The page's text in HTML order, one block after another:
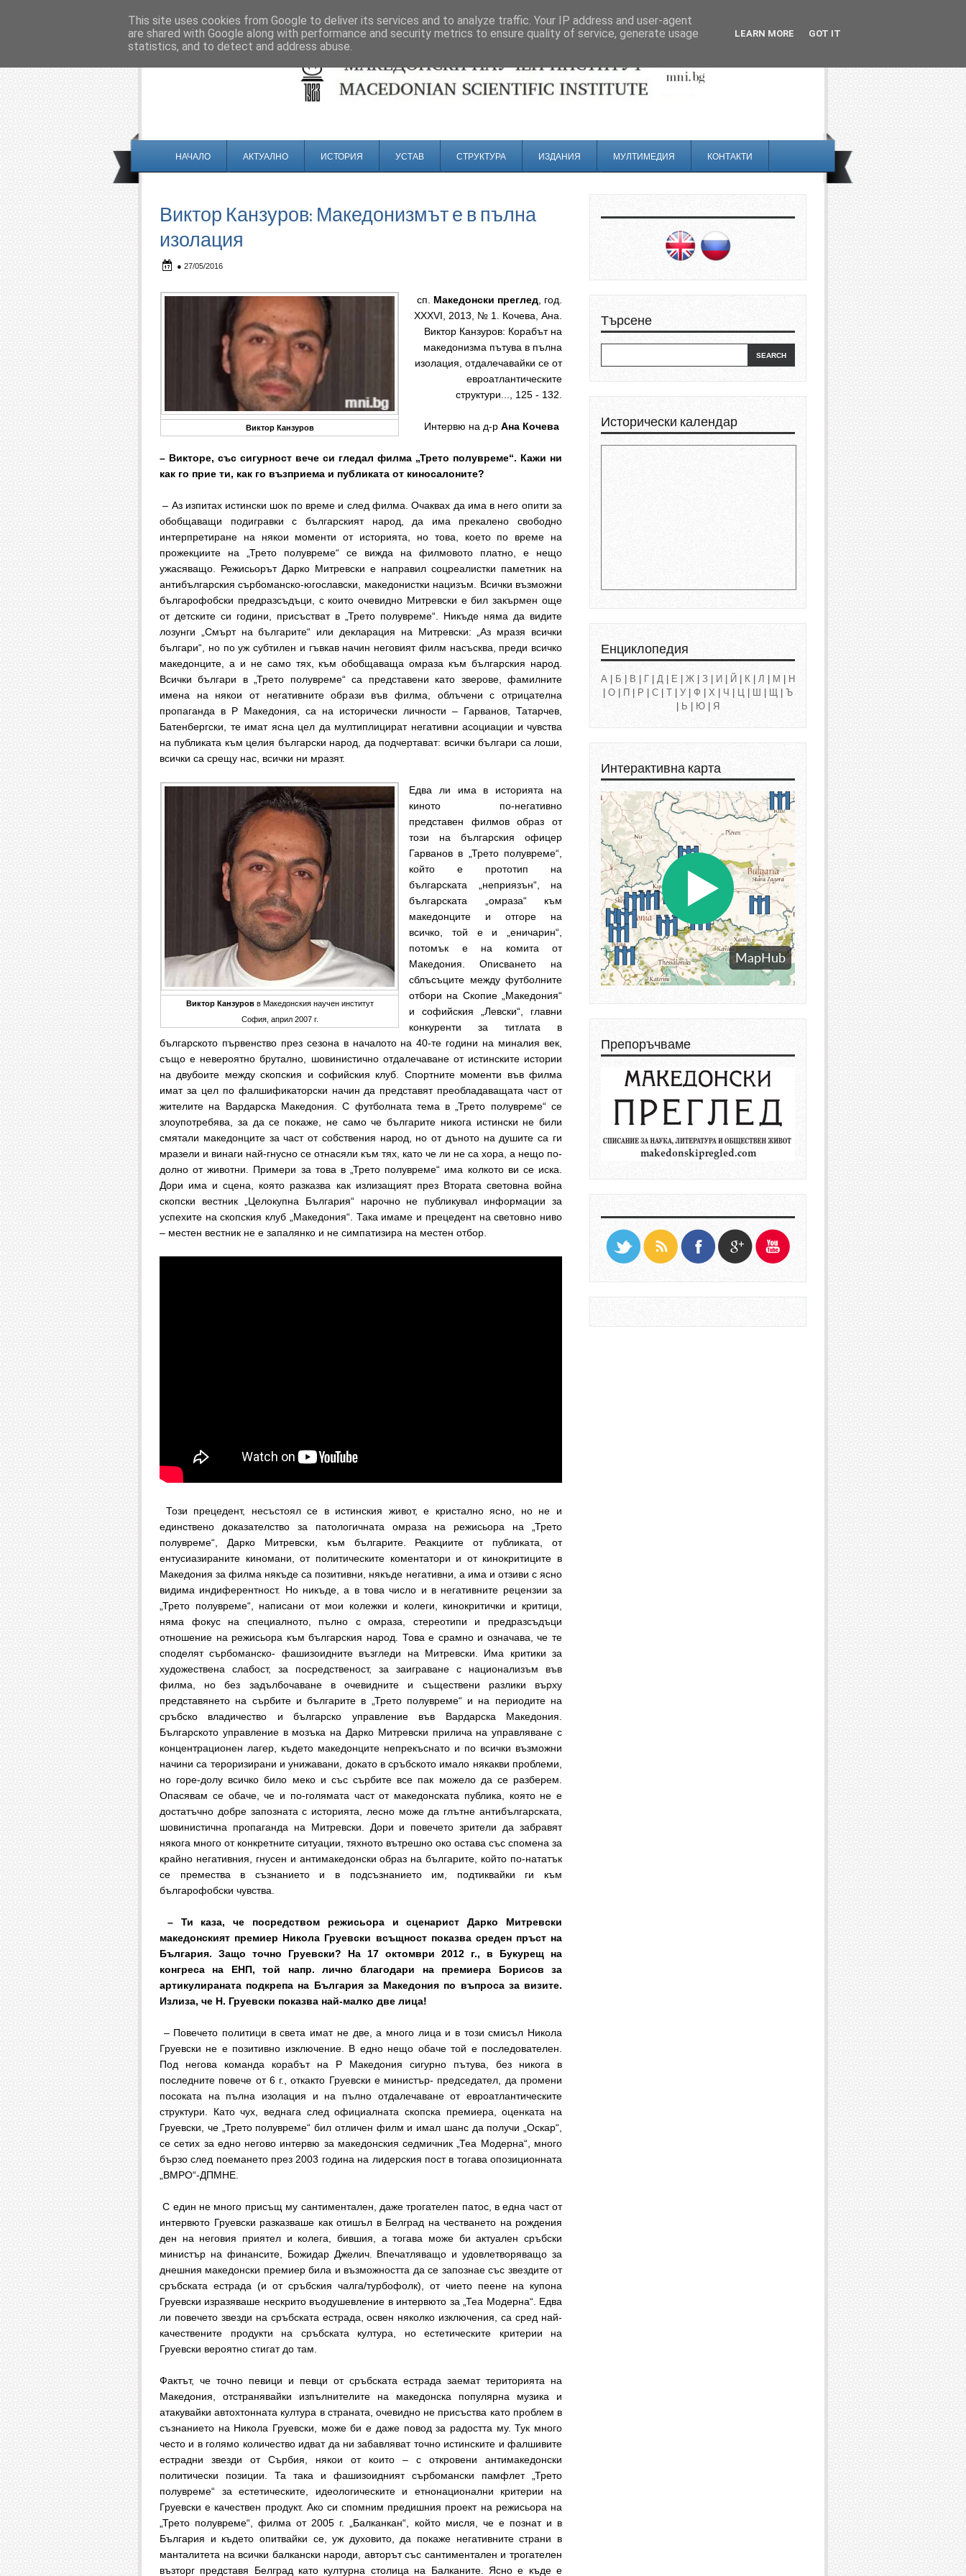
НАЧАЛО АКТУАЛНО ИСТОРИЯ УСТАВ СТРУКТУРА ИЗДАНИЯ МУЛТИМЕДИЯ КОНТАКТИ
Виктор Канзуров: Македонизмът е в пълна
изолация
● 27/05/2016
Виктор Канзуров
сп. Македонски преглед , год.
XXXVI, 2013, № 1. Кочева, Ана.
Виктор Канзуров: Корабът на
македонизма пътува в пълна
изолация, отдалечавайки се от
евроатлантическите
структури..., 125 - 132.
Интервю на д-р Ана Кочева
– Викторе, със сигурност вече си гледал филма „Трето полувреме“. Кажи ни
как го прие ти, как го възприема и публиката от киносалоните?
– Аз изпитах истински шок по време и след филма. Очаквах да има в него опити за
обобщаващи подигравки с българският народ, да има прекалено свободно
интерпретиране на някои моменти от историята, но това, което по време на
прожекциите на „Трето полувреме“ се вижда на филмовото платно, е нещо
ужасяващо. Режисьорът Дарко Митревски е направил соцреалистки паметник на
антибългарския сърбоманско-югославски, македонистки нацизъм. Всички възможни
българофобски предразсъдъци, с които очевидно Митревски е бил закърмен още
от детските си години, присъстват в „Трето полувреме“. Никъде няма да видите
лозунги „Смърт на българите“ или декларация на Митревски: „Аз мразя всички
българи“, но по уж субтилен и гъвкав начин неговият филм насъсква, преди всичко
македонците, а и не само тях, към обобщаваща омраза към българския народ.
Всички българи в „Трето полувреме“ са представени като зверове, фамилните
имена на някои от негативните образи във филма, облъчени с отрицателна
пропаганда в Р Македония, са на исторически личности – Гарванов, Татарчев,
Батенбергски, те имат ясна цел да мултиплицират негативни асоциации и чувства
на публиката към целия български народ, да подчертават: всички българи са лоши,
всички са срещу нас, всички ни мразят.
Виктор Канзуровв Македонския научен институт
София, април 2007 г.
Едва ли има в историята на
киното по-негативно
представен филмов образ от
този на българския офицер
Гарванов в „Трето полувреме“,
който е прототип на
българската „неприязън“, на
българската „омраза“ към
македонците и отгоре на
всичко, той е и „еничарин“,
потомък е на комита от
Македония. Описването на
сблъсъците между футболните
отбори на Скопие „Македония“
и софийския „Левски“, главни
конкуренти за титлата в
българското първенство през сезона в началото на 40-те години на миналия век,
също е невероятно брутално, шовинистично отдалечаване от истинските истории
на двубоите между скопския и софийския клуб. Спортните моменти във филма
имат за цел по фалшификаторски начин да представят преобладаващата част от
жителите на Вардарска Македония. С футболната тема в „Трето полувреме“ се
злоупотребява, за да се покаже, не само че българите никога истински не били
смятали македонците за част от собствения народ, но от дъното на душите са ги
мразели и винаги най-гнусно се отнасяли към тях, като че ли не са хора, а нещо по-
долно от животни. Примери за това в „Трето полувреме“ има колкото ви се иска.
Дори има и сцена, която разказва как излизащият през Втората световна война
скопски вестник „Целокупна България“ нарочно не публикувал информации за
успехите на скопския клуб „Македония“. Така имаме и прецедент на световно ниво
– местен вестник не е запалянко и не симпатизира на местен отбор.
Този прецедент, несъстоял се в истинския живот, е кристално ясно, но не и
единствено доказателство за патологичната омраза на режисьора на „Трето
полувреме“, Дарко Митревски, към българите. Реакциите от публиката, от
ентусиазираните киномани, от политическите коментатори и от кинокритиците в
Македония за филма някъде са позитивни, някъде негативни, а има и отзиви с ясно
видима индиферентност. Но никъде, а в това число и в негативните рецензии за
„Трето полувреме“, написани от мои колежки и колеги, кинокритички и критици,
няма фокус на специалното, пълно с омраза, стереотипи и предразсъдъци
отношение на режисьора към българския народ. Това е срамно и означава, че те
споделят сърбоманско- фашизоидните възгледи на Митревски. Има критики за
художествена слабост, за посредственост, за заиграване с национализъм във
филма, но без задълбочаване в очевидните и съществени разлики върху
представянето на сърбите и българите в „Трето полувреме“ и на периодите на
сръбско владичество и българско управление във Вардарска Македония.
Българското управление в мозъка на Дарко Митревски прилича на управляване с
концентрационен лагер, където македонците непрекъснато и по всички възможни
начини са тероризирани и унижавани, докато в сръбското имало някакви проблеми,
но горе-долу всичко било меко и със сърбите все пак можело да се разберем.
Опасявам се обаче, че и по-голямата част от македонската публика, която не е
достатъчно добре запозната с историята, лесно може да глътне антибългарската,
шовинистична пропаганда на Митревски. Дори и повечето зрители да забравят
някога много от конкретните ситуации, тяхното вътрешно око остава със спомена за
крайно негативния, гнусен и антимакедонски образ на българите, който по-нататък
се премества в съзнанието и в подсъзнанието им, подтиквайки ги към
българофобски чувства.
– Ти каза, че посредством режисьора и сценарист Дарко Митревски
македонският премиер Никола Груевски всъщност показва среден пръст на
България. Защо точно Груевски? На 17 октомври 2012 г., в Букурещ на
конгреса на ЕНП, той напр. лично благодари на премиера Борисов за
артикулираната подкрепа на България за Македония по въпроса за визите.
Излиза, че Н. Груевски показва най-малко две лица!
– Повечето политици в света имат не две, а много лица и в този смисъл Никола
Груевски не е позитивно изключение. В едно нещо обаче той е последователен.
Под негова команда корабът на Р Македония сигурно пътува, без никога в
последните повече от 6 г., откакто Груевски е министър- председател, да промени
посоката на пълна изолация и на пълно отдалечаване от евроатлантическите
структури. Като чух, веднага след официалната скопска премиера, оценката на
Груевски, че „Трето полувреме“ бил отличен филм и имал шанс да получи „Оскар“,
се сетих за едно негово интервю за македонския седмичник „Теа Модерна“, много
бързо след поемането през 2003 година на лидерския пост в тогава опозиционната
„ВМРО“-ДПМНЕ.
С един не много присъщ му сантиментален, даже трогателен патос, в една част от
интервюто Груевски разказваше как отишъл в Белград на честването на рождения
ден на неговия приятел и колега, бившия, а тогава може би актуален сръбски
министър на финансите, Божидар Джелич. Впечатляващо и удовлетворяващо за
днешния македонски премиер била и възможността да се запознае със звездите от
сръбската естрада (и от сръбския чалга/турбофолк), от чието пеене на купона
Груевски изразяваше нескрито въодушевление в интервюто за „Теа Модерна“. Едва
ли повечето звезди на сръбската естрада, освен няколко изключения, са сред най-
качествените продукти на сръбската култура, но естетическите критерии на
Груевски вероятно стигат до там.
Фактът, че точно певици и певци от сръбската естрада заемат територията на
Македония, отстранявайки изпълнителите на македонска популярна музика и
атакувайки автохтонната култура в страната, очевидно не присъства като проблем в
съзнанието на Никола Груевски, може би е даже повод за радостта му. Тук много
често и в голямо количество идват да ни забавляват точно истинските и фалшивите
естрадни звезди от Сърбия, някои от които – с откровени антимакедонски
политически позиции. Та така и фашизоидният сърбомански памфлет „Трето
полувреме“ за естетическите, идеологическите и етнонационални критерии на
Груевски е качествен продукт. Ако си спомним предишния проект на режисьора на
„Трето полувреме“, филма от 2005 г. „Балканкан“, който мисля, че е познат и в
България и където опитвайки се, уж духовито, да покаже негативните страни в
манталитета на всички балкански народи, авторът със сантиментален и трогателен
възторг представя Белград като културна столица на Балканите. Ясно е къде е
Търсене
Исторически календар
Енциклопедия
А Б В Г Д Е Ж З И Й К Л М
Н
О П Р С Т У Ф Х Ч Ц Ш Щ
Ъ
Ь Ю Я
Интерактивна карта
Препоръчваме
This site uses cookies from Google to deliver its services and to analyze traffic. Your IP address and user-agent
are shared with Google along with performance and security metrics to ensure quality of service, generate usage
statistics, and to detect and address abuse.
LEARN MORE GOT IT